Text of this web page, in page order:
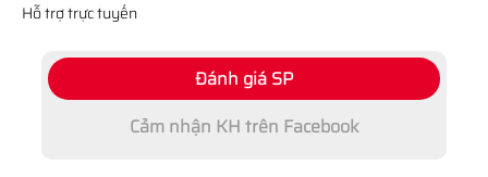
Hỗ trợ trực tuyến
Đánh giá SP
Cảm nhận KH trên Facebook